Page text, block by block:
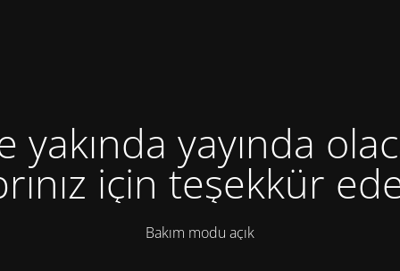
yakında yayında
için teşekkür
Bakım modu açık